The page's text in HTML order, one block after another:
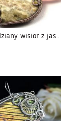
Jaspis, Miedziany wisior z jaspisem serduszko